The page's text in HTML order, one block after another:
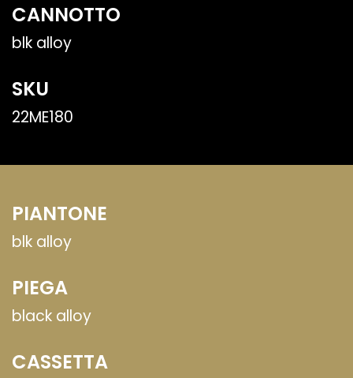
PIANTONE
blk alloy
PIEGA
black alloy
CASSETTA
CANNOTTO
blk alloy
SKU
22ME180